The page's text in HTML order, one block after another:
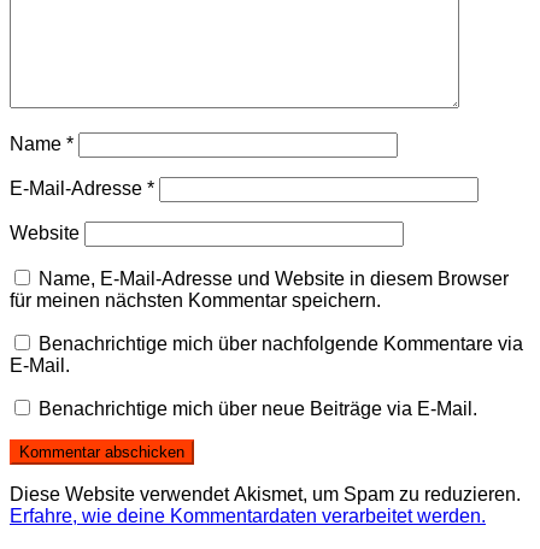
Name *
E-Mail-Adresse *
Website
Name, E-Mail-Adresse und Website in diesem Browser
für meinen nächsten Kommentar speichern.
Benachrichtige mich über nachfolgende Kommentare via
E-Mail.
Benachrichtige mich über neue Beiträge via E-Mail.
Diese Website verwendet Akismet, um Spam zu reduzieren.
Erfahre, wie deine Kommentardaten verarbeitet werden.